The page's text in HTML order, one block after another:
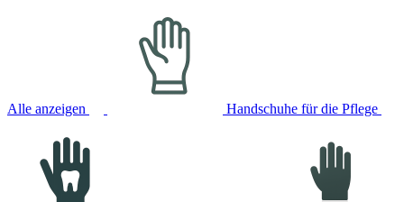
Alle anzeigen Handschuhe für die Pflege